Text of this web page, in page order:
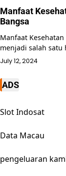
Manfaat
Bangsa
Manfaat
menjadi salah
July 12, 2024
ADS
Slot Indosat
Data Macau
pengeluaran